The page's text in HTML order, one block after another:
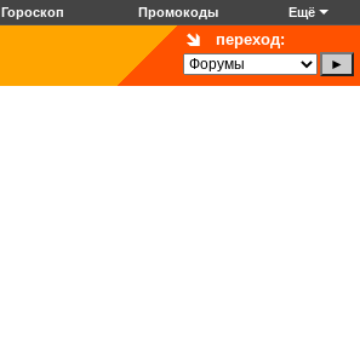
Гороскоп Промокоды Ещё
переход: